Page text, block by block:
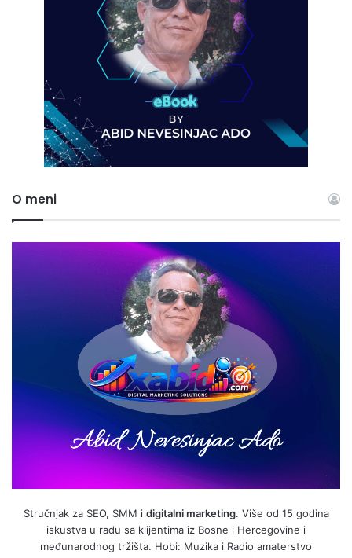
O meni
Stručnjak za SEO, SMM i digitalni marketing. Više od 15 godina
iskustva u radu sa klijentima iz Bosne i Hercegovine i
međunarodnog tržišta. Hobi: Muzika i Radio amaterstvo